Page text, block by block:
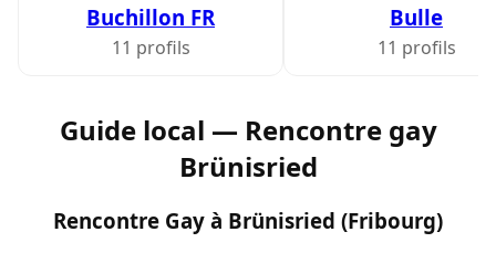
Buchillon FR
11 profils
Bulle
11 profils
Guide local — Rencontre gay
Brünisried
Rencontre Gay à Brünisried (Fribourg)